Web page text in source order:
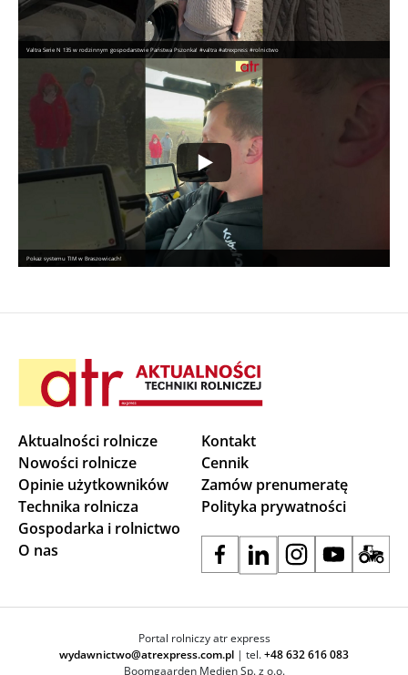
Valtra Serie N 135 w rodzinnym gospodarstwie Państwa Pszonka! #valtra #atrexpress #rolnictwo
Pokaz systemu TIM w Braszowicach!
Aktualności rolnicze
Nowości rolnicze
Opinie użytkowników
Technika rolnicza
Gospodarka i rolnictwo
O nas
Kontakt
Cennik
Zamów prenumeratę
Polityka prywatności
Portal rolniczy atr express
wydawnictwo@atrexpress.com.pl | tel.+48 632 616 083
Boomgaarden Medien Sp. z o.o.